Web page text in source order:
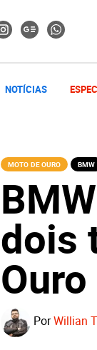
NOTÍCIAS
MOTO DE OURO BMW
dois
Ouro
PorWillian